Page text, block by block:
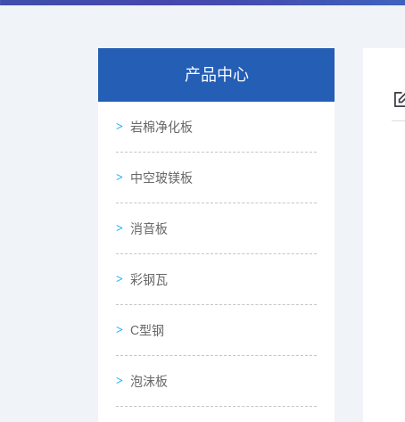
产品中心
岩棉净化板
中空玻镁板
消音板
彩钢瓦
C型钢
泡沫板